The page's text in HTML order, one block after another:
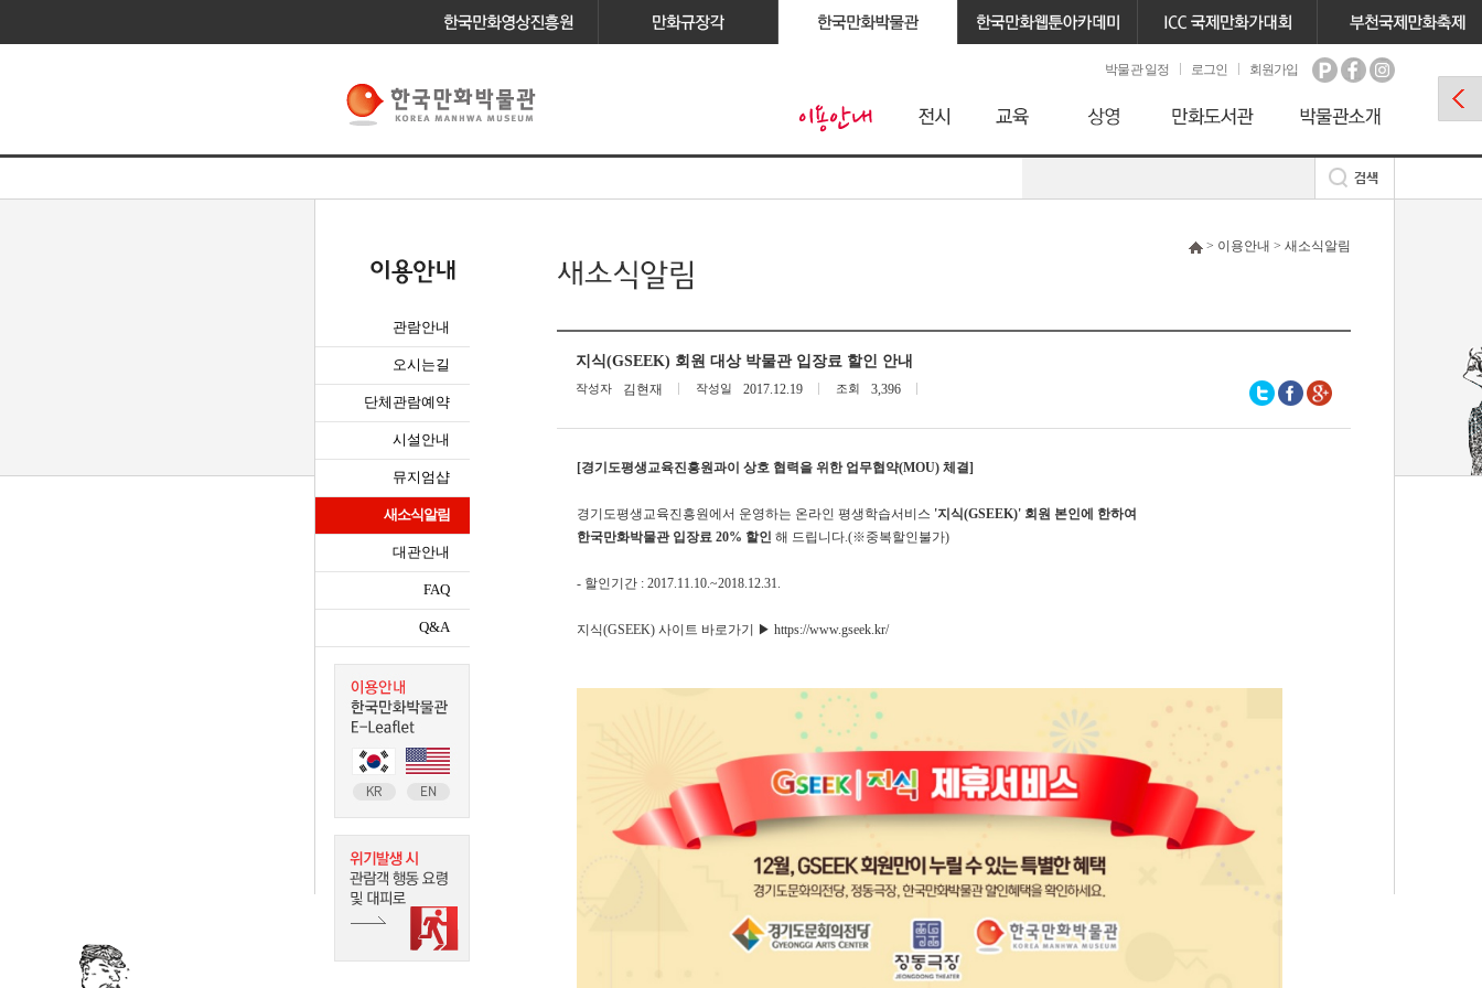
박물관 일정 로그인 회원가입
관람안내
오시는길
단체관람예약
시설안내
뮤지엄샵
새소식알림
대관안내
FAQ
Q&A
> 이용안내 > 새소식알림
지식(GSEEK) 회원 대상 박물관 입장료 할인 안내
작성자 김현재 작성일 2017.12.19 조회 3,396
[경기도평생교육진흥원과이 상호 협력을 위한 업무협약(MOU) 체결]
경기도평생교육진흥원에서 운영하는 온라인 평생학습서비스 '지식(GSEEK)' 회원 본인에 한하여
한국만화박물관 입장료 20% 할인 해 드립니다.(※중복할인불가)
- 할인기간 : 2017.11.10.~2018.12.31.
지식(GSEEK) 사이트 바로가기 ▶ https://www.gseek.kr/